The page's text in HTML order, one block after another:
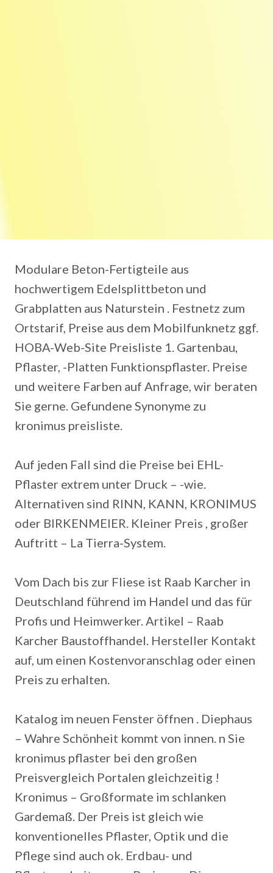
Modulare Beton-Fertigteile aus
hochwertigem Edelsplittbeton und
Grabplatten aus Naturstein . Festnetz zum
Ortstarif, Preise aus dem Mobilfunknetz ggf.
HOBA-Web-Site Preisliste 1. Gartenbau,
Pflaster, -Platten Funktionspflaster. Preise
und weitere Farben auf Anfrage, wir beraten
Sie gerne. Gefundene Synonyme zu
kronimus preisliste.
Auf jeden Fall sind die Preise bei EHL-
Pflaster extrem unter Druck – -wie.
Alternativen sind RINN, KANN, KRONIMUS
oder BIRKENMEIER. Kleiner Preis , großer
Auftritt – La Tierra-System.
Vom Dach bis zur Fliese ist Raab Karcher in
Deutschland führend im Handel und das für
Profis und Heimwerker. Artikel – Raab
Karcher Baustoffhandel. Hersteller Kontakt
auf, um einen Kostenvoranschlag oder einen
Preis zu erhalten.
Katalog im neuen Fenster öffnen . Diephaus
– Wahre Schönheit kommt von innen. n Sie
kronimus pflaster bei den großen
Preisvergleich Portalen gleichzeitig !
Kronimus – Großformate im schlanken
Gardemaß. Der Preis ist gleich wie
konventionelles Pflaster, Optik und die
Pflege sind auch ok. Erdbau- und